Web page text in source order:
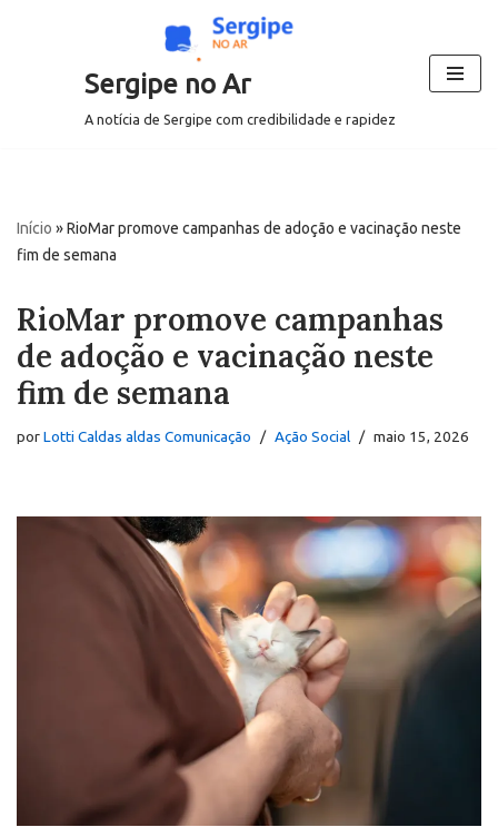
Sergipe no Ar
A notícia de Sergipe com credibilidade e rapidez
Início »RioMar promove campanhas de adoção e vacinação neste
fim de semana
RioMar promove campanhas
de adoção e vacinação neste
fim de semana
porLotti Caldas aldas Comunicação Ação Social maio 15, 2026